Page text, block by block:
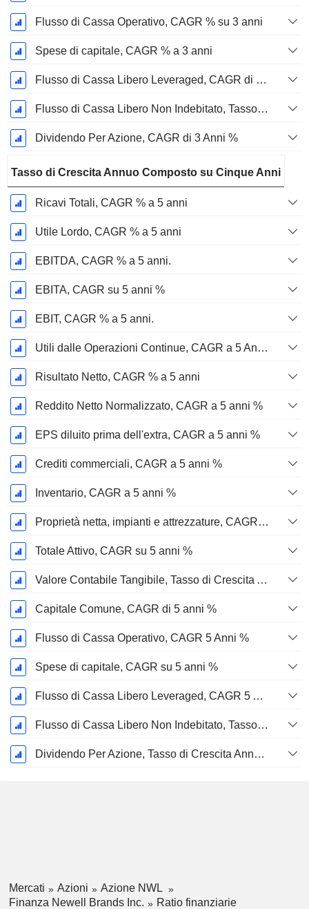
Flusso di Cassa Operativo, CAGR % su 3 anni
Spese di capitale, CAGR % a 3 anni
Flusso di Cassa Libero Leveraged, CAGR di 3 Anni %
Flusso di Cassa Libero Non Indebitato, Tasso di Crescita Annuo Composto su 3 Anni %
Dividendo Per Azione, CAGR di 3 Anni %
Tasso di Crescita Annuo Composto su Cinque Anni
Ricavi Totali, CAGR % a 5 anni
Utile Lordo, CAGR % a 5 anni
EBITDA, CAGR % a 5 anni.
EBITA, CAGR su 5 anni %
EBIT, CAGR % a 5 anni.
Utili dalle Operazioni Continue, CAGR a 5 Anni %
Risultato Netto, CAGR % a 5 anni
Reddito Netto Normalizzato, CAGR a 5 anni %
EPS diluito prima dell'extra, CAGR a 5 anni %
Crediti commerciali, CAGR a 5 anni %
Inventario, CAGR a 5 anni %
Proprietà netta, impianti e attrezzature, CAGR a 5 anni %
Totale Attivo, CAGR su 5 anni %
Valore Contabile Tangibile, Tasso di Crescita Annuo Composto a 5 Anni %
Capitale Comune, CAGR di 5 anni %
Flusso di Cassa Operativo, CAGR 5 Anni %
Spese di capitale, CAGR su 5 anni %
Flusso di Cassa Libero Leveraged, CAGR 5 Anni %
Flusso di Cassa Libero Non Indebitato, Tasso di Crescita Annuo Composto su 5 Anni %
Dividendo Per Azione, Tasso di Crescita Annuo Composto a 5 Anni %
Mercati Azioni
Azione NWL
Finanza Newell Brands Inc.
Ratio finanziarie